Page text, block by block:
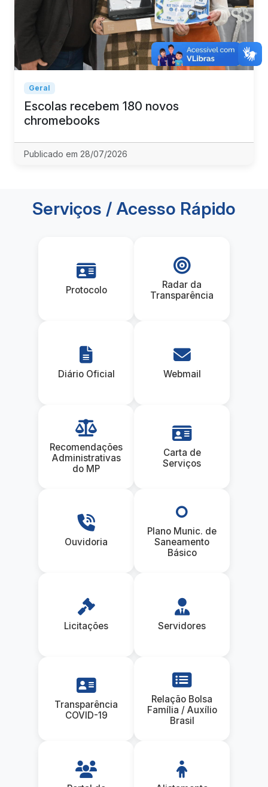
Geral
Escolas recebem 180 novos
chromebooks
Publicado em 28/07/2026
Serviços / Acesso Rápido
Protocolo
Radar da
Transparência
Diário Oficial Webmail
Recomendações
Administrativas
do MP
Carta de
Serviços
Ouvidoria
Plano Munic. de
Saneamento
Básico
Licitações Servidores
Transparência
COVID-19
Relação Bolsa
Família / Auxílio
Brasil